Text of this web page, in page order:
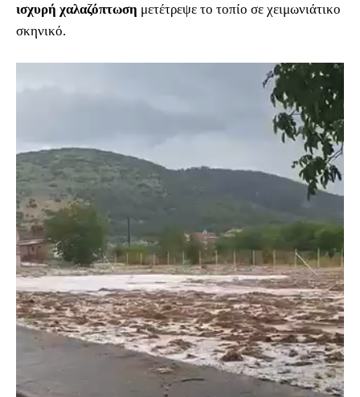
ισχυρή χαλαζόπτωση μετέτρεψε το τοπίο σε χειμωνιάτικο
σκηνικό.